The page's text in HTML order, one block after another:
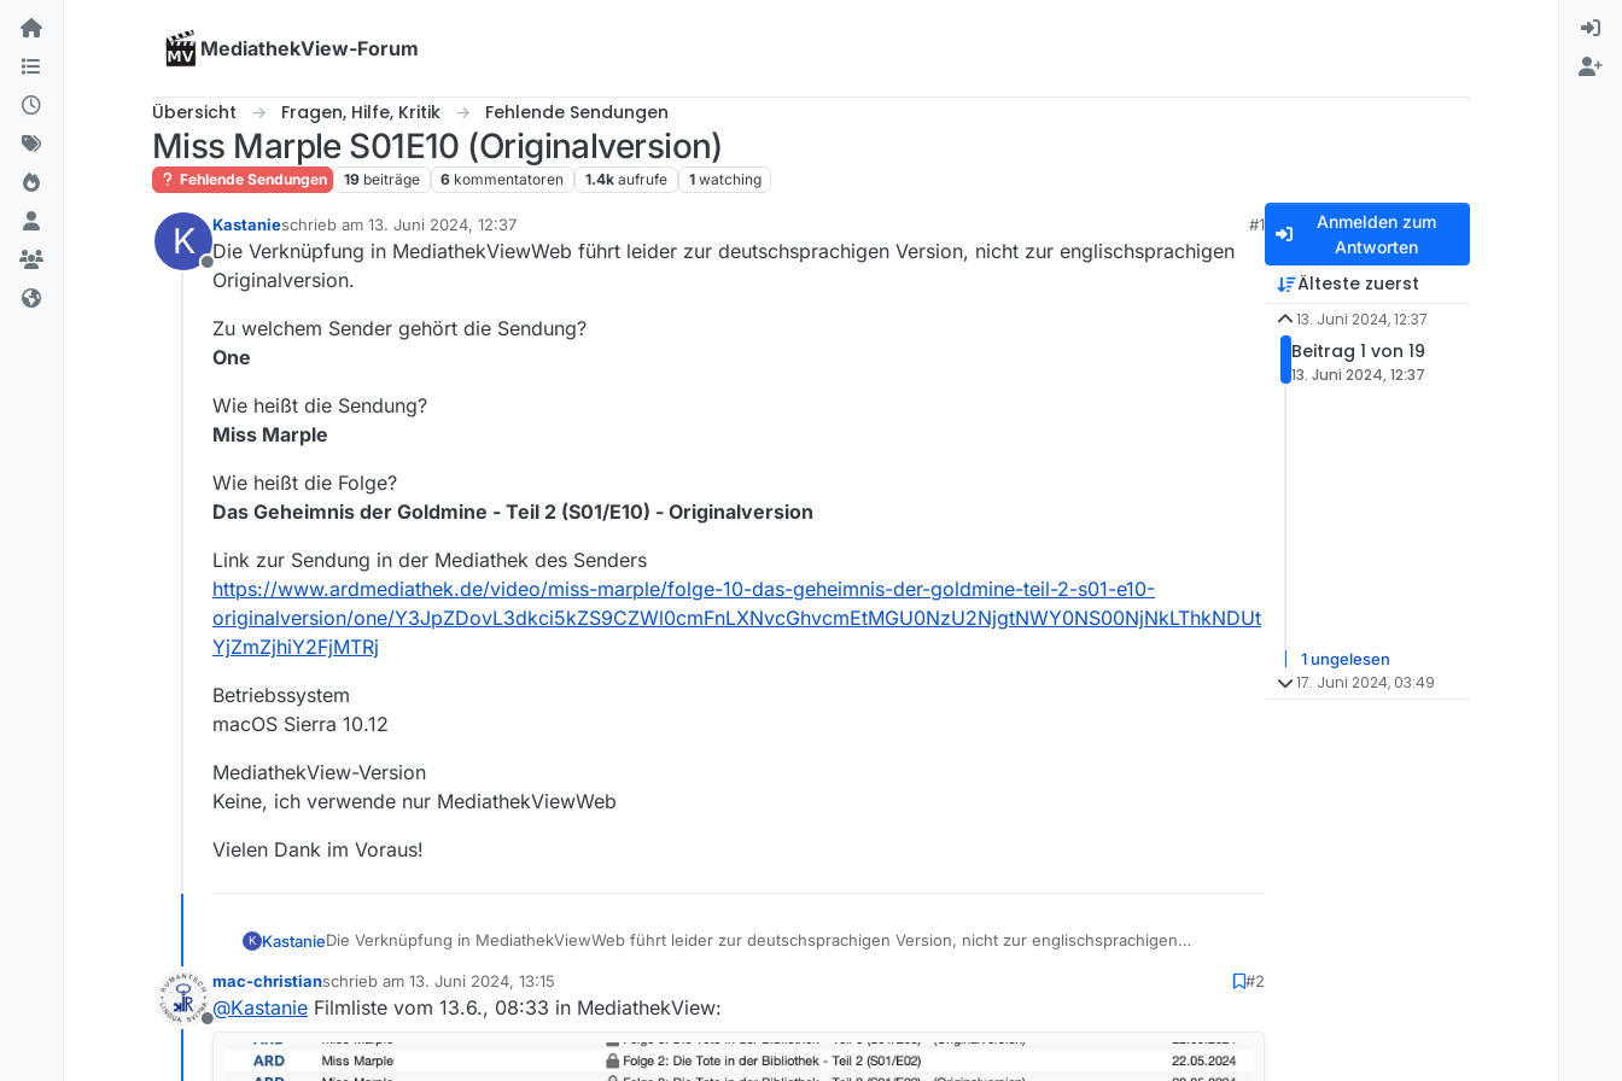
Skip to content
MediathekView-Forum
Übersicht Fragen, Hilfe, Kritik Fehlende Sendungen
Miss Marple S01E10 (Originalversion)
Fehlende Sendungen 19 beiträge 6 kommentatoren 1.4k aufrufe 1 watching
K
Offline
Kastanieschrieb am 13. Juni 2024, 12:37
zuletzt editiert von
#1
Die Verknüpfung in MediathekViewWeb führt leider zur deutschsprachigen Version, nicht zur englischsprachigen
Originalversion.
Zu welchem Sender gehört die Sendung?
One
Wie heißt die Sendung?
Miss Marple
Wie heißt die Folge?
Das Geheimnis der Goldmine - Teil 2 (S01/E10) - Originalversion
Link zur Sendung in der Mediathek des Senders
https://www.ardmediathek.de/video/miss-marple/folge-10-das-geheimnis-der-goldmine-teil-2-s01-e10-
originalversion/one/Y3JpZDovL3dkci5kZS9CZWl0cmFnLXNvcGhvcmEtMGU0NzU2NjgtNWY0NS00NjNkLThkNDUt
YjZmZjhiY2FjMTRj
Betriebssystem
macOS Sierra 10.12
MediathekView-Version
Keine, ich verwende nur MediathekViewWeb
Vielen Dank im Voraus!
K KastanieDie Verknüpfung in MediathekViewWeb führt leider zur deutschsprachigen Version, nicht zur englischsprachigen
Zu welchem Sender gehört die Sendung?
One
Miss Marple
Offline
mac-christianschrieb am 13. Juni 2024, 13:15
zuletzt editiert von
#2
@Kastanie Filmliste vom 13.6., 08:33 in MediathekView:
Anmelden zum
Antworten
Älteste zuerst
13. Juni 2024, 12:37
Beitrag 1 von 19
13. Juni 2024, 12:37
1 ungelesen
17. Juni 2024, 03:49